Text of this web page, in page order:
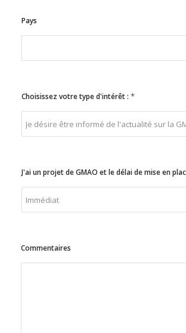
Pays
Choisissez votre type d'intérêt : *
J'ai un projet de GMAO et le délai de mise en
Commentaires